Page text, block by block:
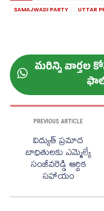
SAMAJWADI PARTY
UTTAR
మ‌రిన్ని వార్త‌ల
PREVIOUS ARTICLE
విద్యుత్ ప్రమాద
బాధితులకు ఎమ్మెల్యే
సంజీవరెడ్డి ఆర్థిక
సహాయం